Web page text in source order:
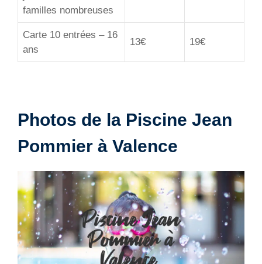
familles nombreuses
Carte 10 entrées – 16
ans
13€ 19€
Photos de la Piscine Jean
Pommier à Valence